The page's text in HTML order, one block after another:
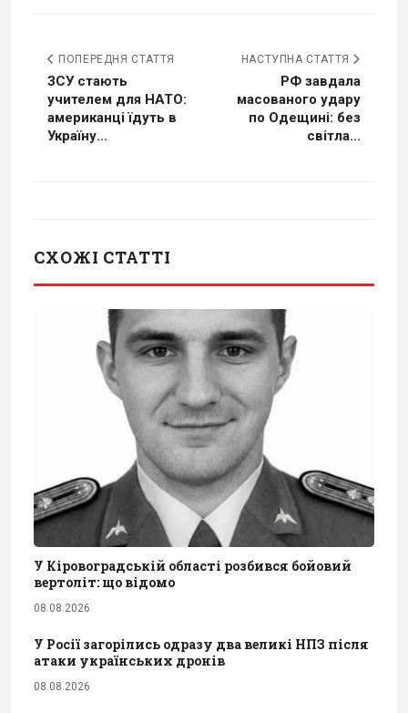
ПОПЕРЕДНЯ СТАТТЯ
ЗСУ стають
учителем для НАТО:
американці їдуть в
Україну...
НАСТУПНА СТАТТЯ
РФ завдала
масованого удару
по Одещині: без
світла...
СХОЖІ СТАТТІ
У Кіровоградській області розбився бойовий
вертоліт: що відомо
08.08.2026
У Росії загорілись одразу два великі НПЗ після
атаки українських дронів
08.08.2026